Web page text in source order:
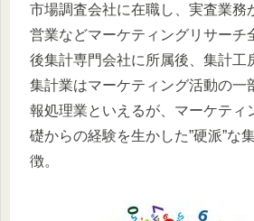
市場調査会社に在職し、実査業務
営業などマーケティングリサーチ
後集計専門会社に所属後、集計工
集計業はマーケティング活動の一
報処理業といえるが、マーケティ
礎からの経験を生かした”硬派”な
徴。